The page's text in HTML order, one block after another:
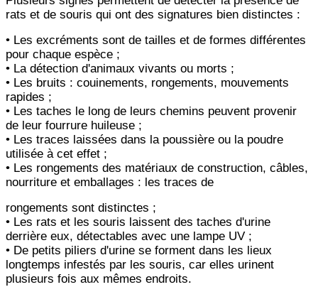
rats et de souris qui ont des signatures bien distinctes :
• Les excréments sont de tailles et de formes différentes
pour chaque espèce ;
• La détection d'animaux vivants ou morts ;
• Les bruits : couinements, rongements, mouvements
rapides ;
• Les taches le long de leurs chemins peuvent provenir
de leur fourrure huileuse ;
• Les traces laissées dans la poussière ou la poudre
utilisée à cet effet ;
• Les rongements des matériaux de construction, câbles,
nourriture et emballages : les traces de
rongements sont distinctes ;
• Les rats et les souris laissent des taches d'urine
derrière eux, détectables avec une lampe UV ;
• De petits piliers d'urine se forment dans les lieux
longtemps infestés par les souris, car elles urinent
plusieurs fois aux mêmes endroits.